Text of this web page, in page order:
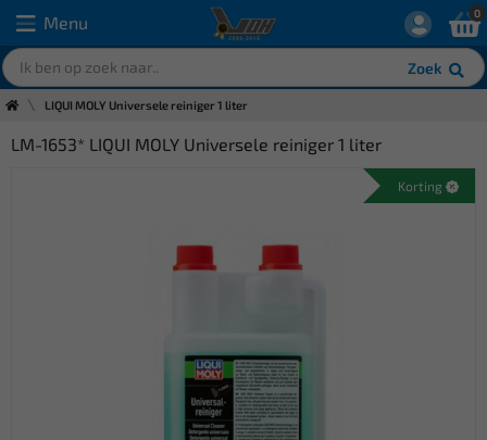
Menu
Zoek
0
LIQUI MOLY Universele reiniger 1 liter
LM-1653* LIQUI MOLY Universele reiniger 1 liter
Korting